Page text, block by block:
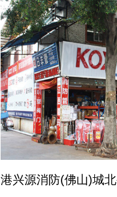
港兴源消防(佛山)城北